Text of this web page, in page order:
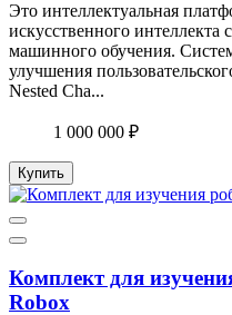
Это интеллектуальная
искусственного интеллекта
машинного обучения.
улучшения
Nested Cha...
1 000 000 ₽
Купить
Комплект для
Robox